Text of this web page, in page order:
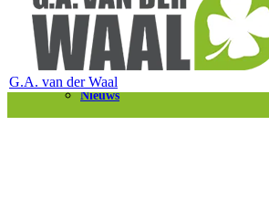
Telefoon 0180 – 421399
Schaapherderweg 6, 2988 CK Ridderkerk
Vacatures
Nieuws
G.A. van der Waal